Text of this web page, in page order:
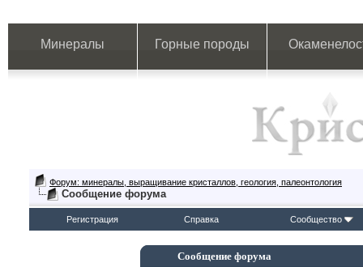
Минералы Горные породы
Форум: минералы, выращивание кристаллов, геология, палеонтология
Сообщение форума
Регистрация Справка Сообщество
Сообщение форума